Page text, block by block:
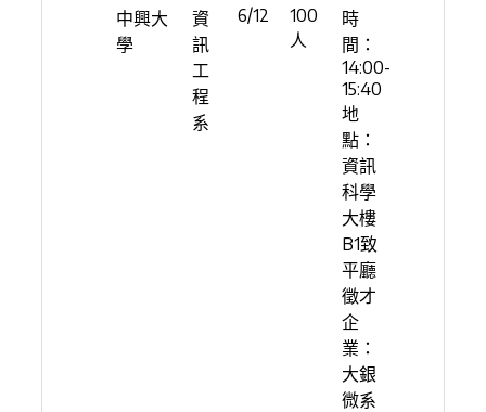
中興大
學
資
訊
工
程
系
6/12
100
人
時
間：
14:00-
15:40
地
點：
資訊
科學
大樓
B1致
平廳
徵才
企
業：
大銀
微系